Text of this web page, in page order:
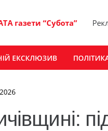
газети “Субота”
ЕКСКЛЮЗИВ